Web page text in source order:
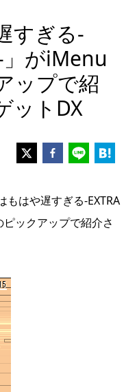
すぎる-
」がiMenu
ップで紹
ットDX
はや遅すぎる-EXTRA
ックアップで紹介さ